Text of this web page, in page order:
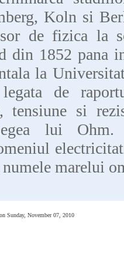
Koln si
de fizica la
din 1852 pana
la
de
tensiune si
lui Ohm.
marelui
on Sunday, November 07, 2010